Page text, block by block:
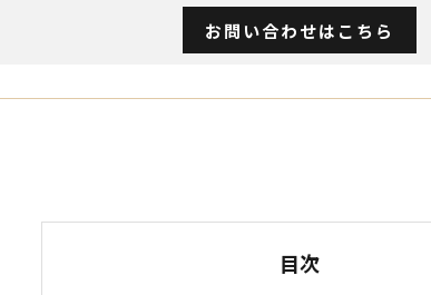
お問い合わせはこちら
目次